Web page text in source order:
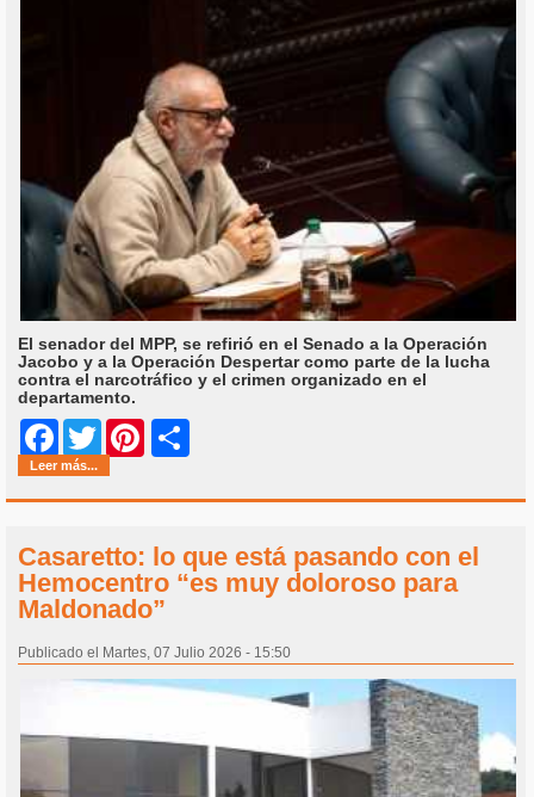
El senador del MPP, se refirió en el Senado a la Operación
Jacobo y a la Operación Despertar como parte de la lucha
contra el narcotráfico y el crimen organizado en el
departamento.
Facebook
Twitter Pinterest
Leer más...
Casaretto: lo que está pasando con el
Hemocentro “es muy doloroso para
Maldonado”
Publicado el Martes, 07 Julio 2026 - 15:50